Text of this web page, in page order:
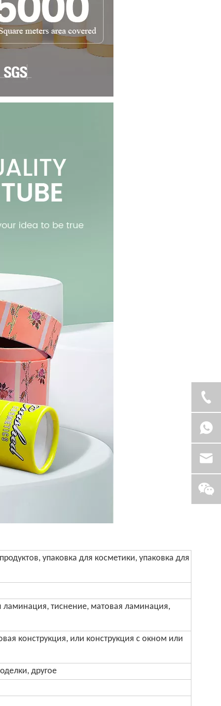
упаковка для косметики, упаковка для
ламинация, тиснение, матовая ламинация,
конструкция, или конструкция с окном или
другое